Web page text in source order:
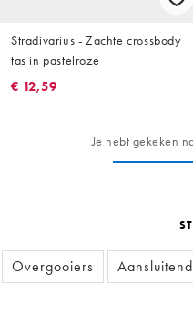
Stradivarius - Zachte crossbody
tas in pastelroze
€ 12,59
Je hebt gekeken
Overgooiers